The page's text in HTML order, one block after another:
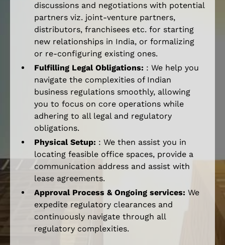
discussions and negotiations with potential
partners viz. joint-venture partners,
distributors, franchisees etc. for starting
new relationships in India, or formalizing
or re-configuring existing ones.
Fulfilling Legal Obligations: : We help you
navigate the complexities of Indian
business regulations smoothly, allowing
you to focus on core operations while
adhering to all legal and regulatory
obligations.
Physical Setup: : We then assist you in
locating feasible office spaces, provide a
communication address and assist with
lease agreements.
Approval Process & Ongoing services: We
expedite regulatory clearances and
continuously navigate through all
regulatory complexities.